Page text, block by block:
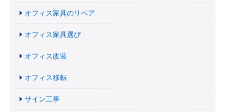
オフィス家具のリペア
オフィス家具選び
オフィス改装
オフィス移転
サイン工事